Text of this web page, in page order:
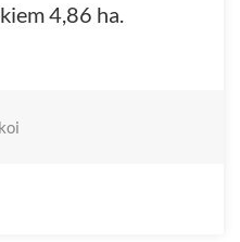
4,86 ha.